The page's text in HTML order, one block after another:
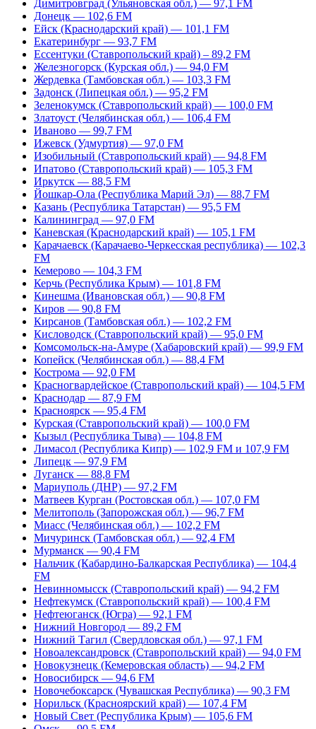
Димитровград (Ульяновская обл.) — 97,1 FM
Донецк — 102,6 FM
Ейск (Краснодарский край) — 101,1 FM
Екатеринбург — 93,7 FM
Ессентуки (Ставропольский край) – 89,2 FM
Железногорск (Курская обл.) — 94,0 FM
Жердевка (Тамбовская обл.) — 103,3 FM
Задонск (Липецкая обл.) — 95,2 FM
Зеленокумск (Ставропольский край) — 100,0 FM
Златоуст (Челябинская обл.) — 106,4 FM
Иваново — 99,7 FM
Ижевск (Удмуртия) — 97,0 FM
Изобильный (Ставропольский край) — 94,8 FM
Ипатово (Ставропольский край) — 105,3 FM
Иркутск — 88,5 FM
Йошкар-Ола (Республика Марий Эл) — 88,7 FM
Казань (Республика Татарстан) — 95,5 FM
Калининград — 97,0 FM
Каневская (Краснодарский край) — 105,1 FM
Карачаевск (Карачаево-Черкесская республика) — 102,3
FM
Кемерово — 104,3 FM
Керчь (Республика Крым) — 101,8 FM
Кинешма (Ивановская обл.) — 90,8 FM
Киров — 90,8 FM
Кирсанов (Тамбовская обл.) — 102,2 FM
Кисловодск (Ставропольский край) — 95,0 FM
Комсомольск-на-Амуре (Хабаровский край) — 99,9 FM
Копейск (Челябинская обл.) — 88,4 FM
Кострома — 92,0 FM
Красногвардейское (Ставропольский край) — 104,5 FM
Краснодар — 87,9 FM
Красноярск — 95,4 FM
Курская (Ставропольский край) — 100,0 FM
Кызыл (Республика Тыва) — 104,8 FM
Лимасол (Республика Кипр) — 102,9 FM и 107,9 FM
Липецк — 97,9 FM
Луганск — 88,8 FM
Мариуполь (ДНР) — 97,2 FM
Матвеев Курган (Ростовская обл.) — 107,0 FM
Мелитополь (Запорожская обл.) — 96,7 FM
Миасс (Челябинская обл.) — 102,2 FM
Мичуринск (Тамбовская обл.) — 92,4 FM
Мурманск — 90,4 FM
Нальчик (Кабардино-Балкарская Республика) — 104,4
FM
Невинномысск (Ставропольский край) — 94,2 FM
Нефтекумск (Ставропольский край) — 100,4 FM
Нефтеюганск (Югра) — 92,1 FM
Нижний Новгород — 89,2 FM
Нижний Тагил (Свердловская обл.) — 97,1 FM
Новоалександровск (Ставропольский край) — 94,0 FM
Новокузнецк (Кемеровская область) — 94,2 FM
Новосибирск — 94,6 FM
Новочебоксарск (Чувашская Республика) — 90,3 FM
Норильск (Красноярский край) — 107,4 FM
Новый Свет (Республика Крым) — 105,6 FM